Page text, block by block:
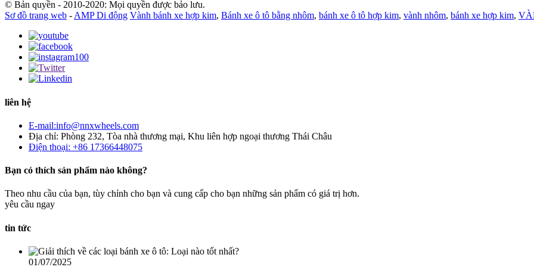
© Bản quyền - 2010-2020: Mọi quyền được bảo lưu.
Sơ đồ trang web - AMP Di động Vành bánh xe hợp kim, Bánh xe ô tô bằng nhôm, bánh xe ô tô hợp kim, vành nhôm, bánh xe hợp kim,
liên hệ
E-mail:info@nnxwheels.com
Địa chỉ: Phòng 232, Tòa nhà thương mại, Khu liên hợp ngoại thương Thái Châu
Điện thoại: +86 17366448075
Bạn có thích sản phẩm nào không?
Theo nhu cầu của bạn, tùy chỉnh cho bạn và cung cấp cho bạn những sản phẩm có giá trị hơn.
yêu cầu ngay
tin tức
01/07/2025